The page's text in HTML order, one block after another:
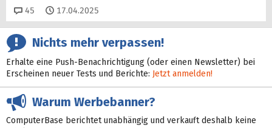
45 Kommentare
17.04.2025
Nichts mehr verpassen!
Erhalte eine Push-Benachrichtigung (oder einen Newsletter) bei
Erscheinen neuer Tests und Berichte: Jetzt anmelden!
Warum Werbebanner?
ComputerBase berichtet unabhängig und verkauft deshalb keine